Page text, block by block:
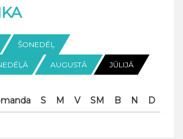
ŠONEDĒĻ
AUGUSTĀ JŪLIJĀ
S M V SM B N D